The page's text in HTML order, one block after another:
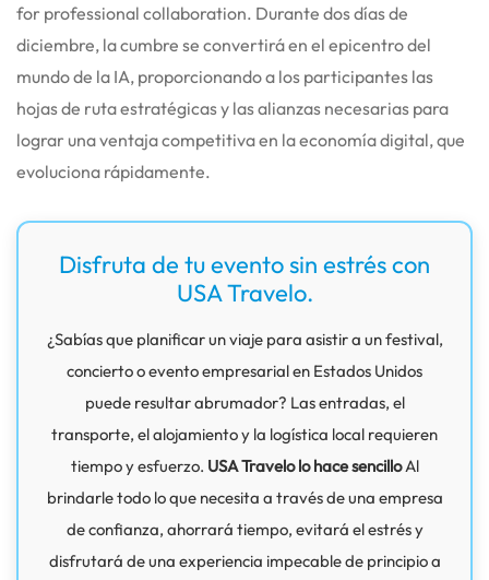
for professional collaboration. Durante dos días de
diciembre, la cumbre se convertirá en el epicentro del
mundo de la IA, proporcionando a los participantes las
hojas de ruta estratégicas y las alianzas necesarias para
lograr una ventaja competitiva en la economía digital, que
evoluciona rápidamente.
Disfruta de tu evento sin estrés con
USA Travelo.
¿Sabías que planificar un viaje para asistir a un festival,
concierto o evento empresarial en Estados Unidos
puede resultar abrumador? Las entradas, el
transporte, el alojamiento y la logística local requieren
tiempo y esfuerzo. USA Travelo lo hace sencilloAl
brindarle todo lo que necesita a través de una empresa
de confianza, ahorrará tiempo, evitará el estrés y
disfrutará de una experiencia impecable de principio a